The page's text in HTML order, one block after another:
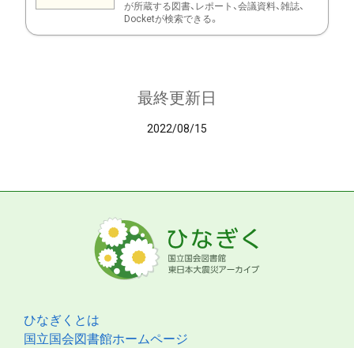
が所蔵する図書、レポート、会議資料、雑誌、
Docketが検索できる。
最終更新日
2022/08/15
ひなぎくとは
国立国会図書館ホームページ